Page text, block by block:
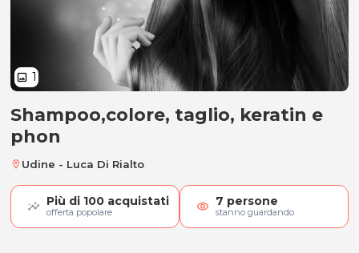
image 1
Shampoo,colore, taglio, keratin
Shampoo,colore, taglio, keratin e
phon
location_on Udine - Luca Di Rialto
Più di 100 acquistati
offerta popolare visibility 7 persone
stanno guardando